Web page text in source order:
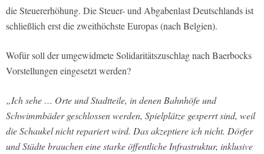
die Steuererhöhung. Die Steuer- und Abgabenlast Deutschlands ist
schließlich erst die zweithöchste Europas (nach Belgien).
Wofür soll der umgewidmete Solidaritätszuschlag nach Baerbocks
Vorstellungen eingesetzt werden?
„Ich sehe … Orte und Stadtteile, in denen Bahnhöfe und
Schwimmbäder geschlossen werden, Spielplätze gesperrt sind, weil
die Schaukel nicht repariert wird. Das akzeptiere ich nicht. Dörfer
und Städte brauchen eine starke öffentliche Infrastruktur, inklusive